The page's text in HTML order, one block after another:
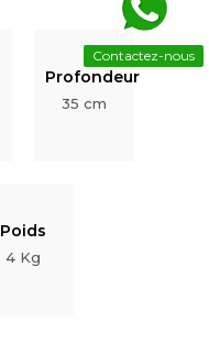
Profondeur
35 cm
Poids
4 Kg
Contactez-nous